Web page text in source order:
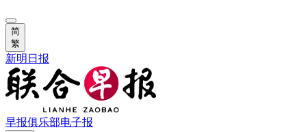
简
繁
新明日报
早报俱乐部电子报